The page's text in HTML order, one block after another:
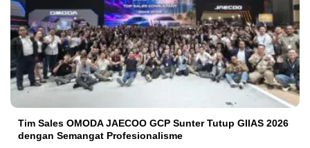
Tim Sales OMODA JAECOO GCP Sunter Tutup GIIAS 2026
dengan Semangat Profesionalisme